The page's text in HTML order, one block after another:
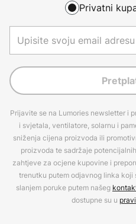
Privatni
Prijavite se na Lumories newsletter i
i svjetala, ventilatore, solarnu i
sniženja cijena proizvoda ili
proizvoda te sadržaje
zahtjeve za ocjene kupovine i
trenutku putem odjavnog linka
slanjem poruke putem našeg
dostupne su u